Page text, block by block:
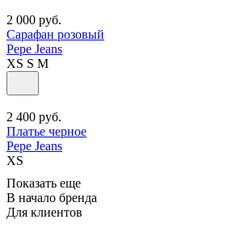
2 000 руб.
Сарафан розовый
Pepe Jeans
XS S M
2 400 руб.
Платье черное
Pepe Jeans
XS
Показать еще
В начало бренда
Для клиентов